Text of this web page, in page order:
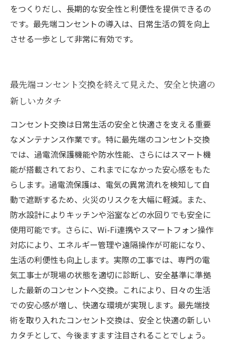
をつくりだし、長期的な安全性と利便性を提供できるの
です。最先端コンセントの導入は、日常生活の質を向上
させる一歩として非常に有効です。
最先端コンセント交換を終えて見えた、安全と快適の
新しいカタチ
コンセント交換は日常生活の安全と快適さを支える重要
なメンテナンス作業です。特に最先端のコンセント交換
では、過電流保護機能や防水性能、さらにはスマート機
能が搭載されており、これまでになかった安心感をもた
らします。過電流保護は、電気の異常流れを検知して自
動で遮断するため、火災のリスクを大幅に軽減。また、
防水設計によりキッチンや浴室などの水回りでも安全に
使用可能です。さらに、Wi-Fi連携やスマートフォン操作
対応により、エネルギー管理や遠隔操作が可能になり、
生活の利便性も向上します。実際の工事では、専門の電
気工事士が現場の状態を適切に診断し、安全基準に準拠
した最新のコンセントへ交換。これにより、日々の生活
での安心感が増し、快適な環境が実現します。最先端技
術を取り入れたコンセント交換は、安全と快適の新しい
カタチとして、今後ますます注目されることでしょう。